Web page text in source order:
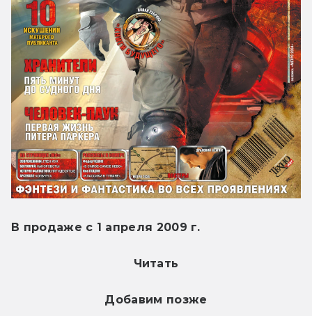
В продаже с 1 апреля 2009 г.
Читать
Добавим позже